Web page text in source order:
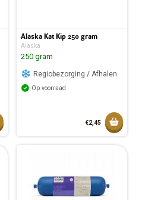
aan mandje
Alaska Kat Kip 250 gram
Alaska
250 gram
Regiobezorging / Afhalen
Op voorraad
€2,45